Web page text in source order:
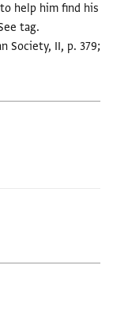
help him find his
tag.
Society, II, p. 379;